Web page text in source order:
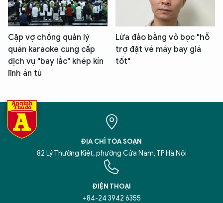
Cặp vợ chồng quản lý
quán karaoke cung cấp
dịch vụ "bay lắc" khép kín
lĩnh án tù
Lừa đảo bằng vỏ bọc "hỗ
trợ đặt vé máy bay giá
tốt"
ĐỊA CHỈ TÒA SOẠN
82 Lý Thường Kiệt, phường Cửa Nam, TP Hà Nội
ĐIỆN THOẠI
+84-24 3942 6355